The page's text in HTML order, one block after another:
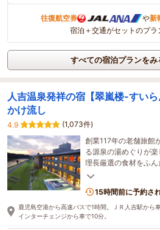
往復航空券 や新
宿泊＋交通がセットのプラ
すべての宿泊プランをみ
人吉温泉発祥の宿【翠嵐楼-すい
かけ流し
4.9
(1,073件)
創業117年の老舗旅館
る源泉の湯めぐりが
理長厳選の食材をふ
と朝食♪ 日頃の疲れ
15時間前に予約さ
鹿児島空港から高速バスで1時間。ＪＲ人吉駅から
インターチェンジから車で10分。